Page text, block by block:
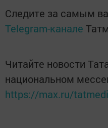
Следите за самым
Telegram-канале
Читайте новости
национальном
https://max.ru/